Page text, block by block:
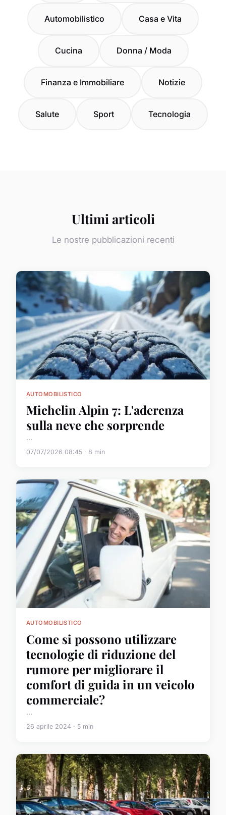
Automobilistico Casa e Vita
Cucina Donna / Moda
Finanza e Immobiliare Notizie
Salute Sport Tecnologia
Ultimi articoli
Le nostre pubblicazioni recenti
AUTOMOBILISTICO
Michelin Alpin 7: L'aderenza
sulla neve che sorprende
...
07/07/2026 08:45 · 8 min
AUTOMOBILISTICO
Come si possono utilizzare
tecnologie di riduzione del
rumore per migliorare il
comfort di guida in un veicolo
commerciale?
...
26 aprile 2024 · 5 min